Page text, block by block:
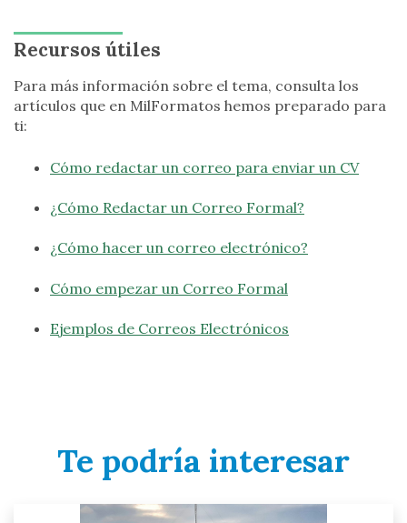
Recursos útiles
Para más información sobre el tema, consulta los
artículos que en MilFormatos hemos preparado para
ti:
Cómo redactar un correo para enviar un CV
¿Cómo Redactar un Correo Formal?
¿Cómo hacer un correo electrónico?
Cómo empezar un Correo Formal
Ejemplos de Correos Electrónicos
Te podría interesar